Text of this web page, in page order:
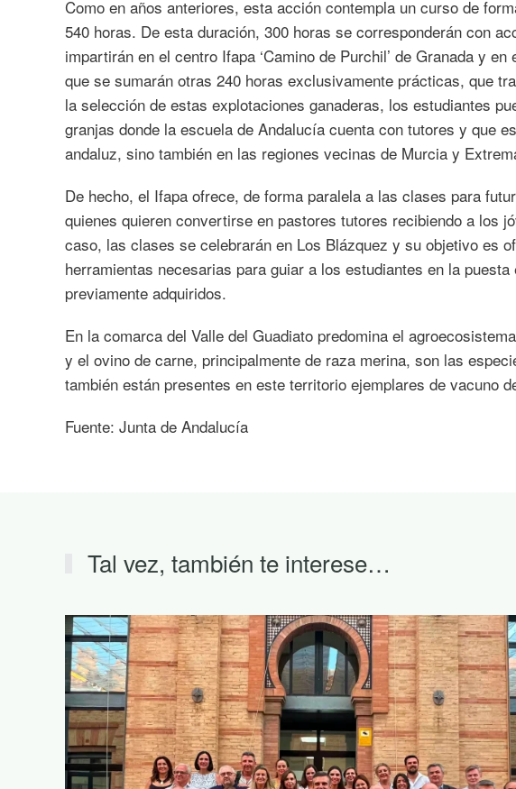
Como en años anteriores, esta acción contempla un curso de
540 horas. De esta duración, 300 horas se corresponderán con
impartirán en el centro Ifapa ‘Camino de Purchil’ de Granada y
que se sumarán otras 240 horas exclusivamente prácticas, que
la selección de estas explotaciones ganaderas, los estudiantes
granjas donde la escuela de Andalucía cuenta con tutores y que
andaluz, sino también en las regiones vecinas de Murcia y
De hecho, el Ifapa ofrece, de forma paralela a las clases para
quienes quieren convertirse en pastores tutores recibiendo a los
caso, las clases se celebrarán en Los Blázquez y su objetivo es
herramientas necesarias para guiar a los estudiantes en la
previamente adquiridos.
En la comarca del Valle del Guadiato predomina el
y el ovino de carne, principalmente de raza merina, son las
también están presentes en este territorio ejemplares de vacuno
Fuente: Junta de Andalucía
Tal vez, también te interese…